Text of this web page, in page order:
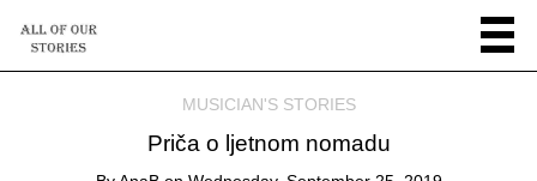
MUSICIAN'S STORIES
Priča o ljetnom nomadu